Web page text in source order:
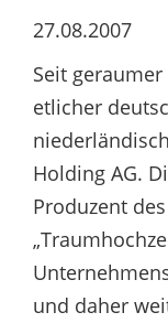
27.08.2007
Seit
etlicher
Holding AG.
Produzent
und daher